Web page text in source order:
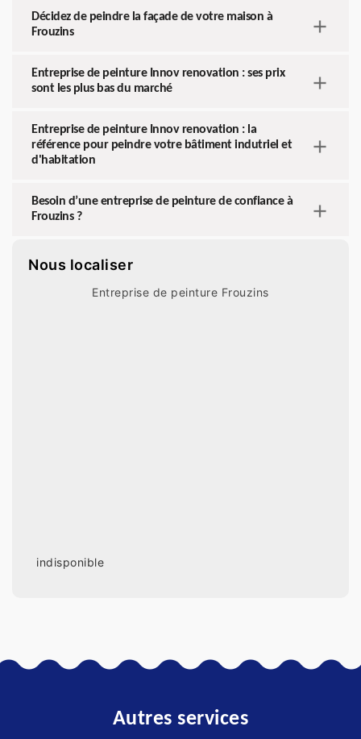
Décidez de peindre la façade de votre maison à
Frouzins
Entreprise de peinture Innov renovation : ses prix
sont les plus bas du marché
Entreprise de peinture Innov renovation : la
référence pour peindre votre bâtiment indutriel et
d'habitation
Besoin d’une entreprise de peinture de confiance à
Frouzins ?
Nous localiser
Entreprise de peinture Frouzins
indisponible
Autres services